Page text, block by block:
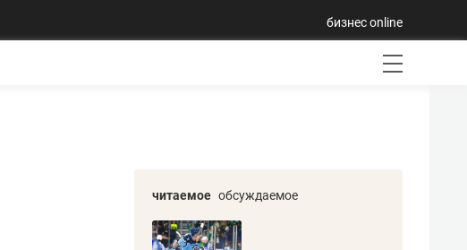
бизнес online
читаемое обсуждаемое